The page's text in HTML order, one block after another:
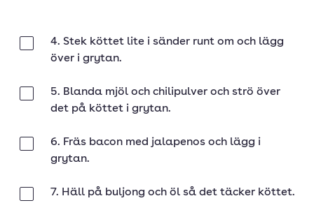
4. Stek köttet lite i sänder runt om och lägg
över i grytan.
5. Blanda mjöl och chilipulver och strö över
det på köttet i grytan.
6. Fräs bacon med jalapenos och lägg i
grytan.
7. Häll på buljong och öl så det täcker köttet.